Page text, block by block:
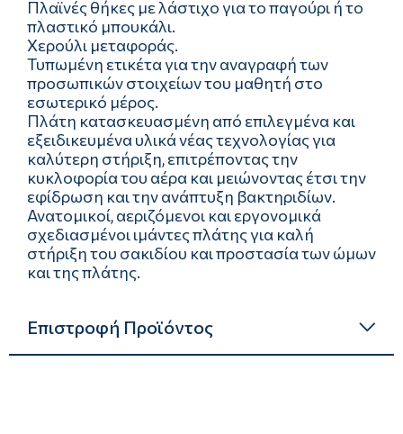
Πλαϊνές θήκες με λάστιχο για το παγούρι ή το
πλαστικό μπουκάλι.
Χερούλι μεταφοράς.
Τυπωμένη ετικέτα για την αναγραφή των
προσωπικών στοιχείων του μαθητή στο
εσωτερικό μέρος.
Πλάτη κατασκευασμένη από επιλεγμένα και
εξειδικευμένα υλικά νέας τεχνολογίας για
καλύτερη στήριξη, επιτρέποντας την
κυκλοφορία του αέρα και μειώνοντας έτσι την
εφίδρωση και την ανάπτυξη βακτηριδίων.
Ανατομικοί, αεριζόμενοι και εργονομικά
σχεδιασμένοι ιμάντες πλάτης για καλή
στήριξη του σακιδίου και προστασία των ώμων
και της πλάτης.
Επιστροφή Προϊόντος